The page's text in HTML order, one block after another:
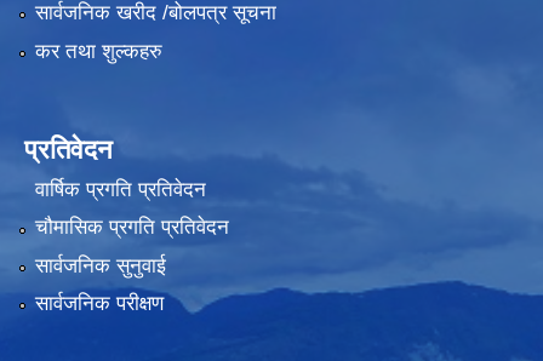
सार्वजनिक खरीद /बोलपत्र सूचना
कर तथा शुल्कहरु
प्रतिवेदन
वार्षिक प्रगति प्रतिवेदन
चौमासिक प्रगति प्रतिवेदन
सार्वजनिक सुनुवाई
सार्वजनिक परीक्षण